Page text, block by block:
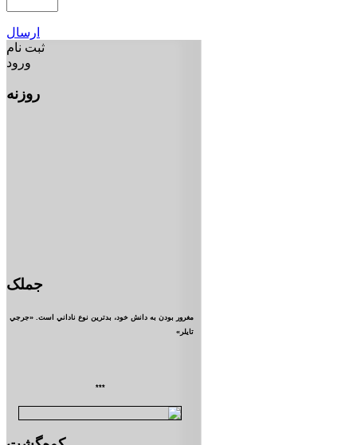
ارسال
ثبت نام
ورود
روزنه
جملک
مغرور بودن به دانش خود، بدترين نوع ناداني است. «جرجي
تايلر»
***